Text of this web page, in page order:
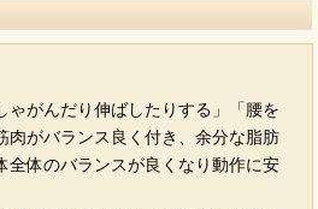
がんだり伸ばしたりする」「腰を
肉がバランス良く付き、余分な脂肪
全体のバランスが良くなり動作に安